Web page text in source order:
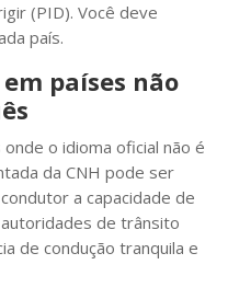
(PID). Você deve
país.
países não
o idioma oficial não é
da CNH pode ser
a capacidade de
de trânsito
de condução tranquila e